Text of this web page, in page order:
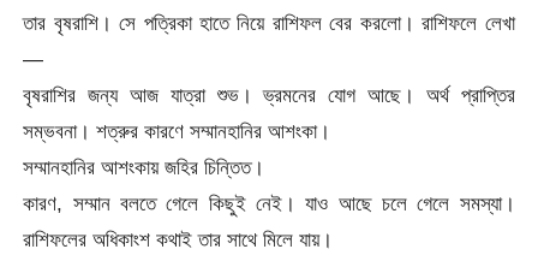
তার বৃষরাশি। সে পত্রিকা হাতে নিয়ে রাশিফল বের করলো। রাশিফলে লেখা
—
বৃষরাশির জন্য আজ যাত্রা শুভ। ভ্রমনের যোগ আছে। অর্থ প্রাপ্তির
সম্ভবনা। শত্রুর কারণে সম্মানহানির আশংকা।
সম্মানহানির আশংকায় জহির চিন্তিত।
কারণ, সম্মান বলতে গেলে কিছুই নেই। যাও আছে চলে গেলে সমস্যা।
রাশিফলের অধিকাংশ কথাই তার সাথে মিলে যায়।